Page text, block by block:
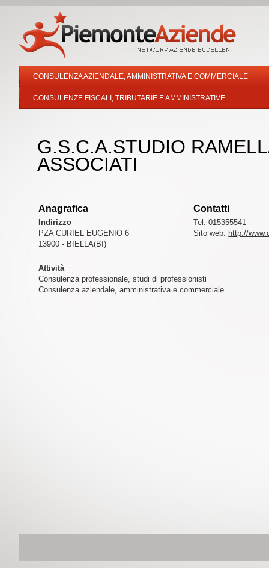
CONSULENZA AZIENDALE, AMMINISTRATIVA E COMMERCIALE
CONSULENZE FISCALI, TRIBUTARIE E AMMINISTRATIVE
G.S.C.A.STUDIO
ASSOCIATI
Anagrafica
Indirizzo
PZA CURIEL EUGENIO 6
13900 - BIELLA(BI)
Contatti
Tel. 015355541
Sito web: http://
Attività
Consulenza professionale, studi di professionisti
Consulenza aziendale, amministrativa e commerciale